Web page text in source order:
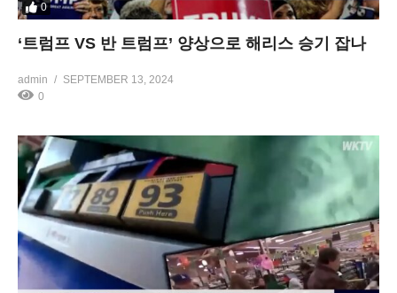
0
‘트럼프 VS 반 트럼프’ 양상으로 해리스 승기 잡나
admin
SEPTEMBER 13, 2024
0